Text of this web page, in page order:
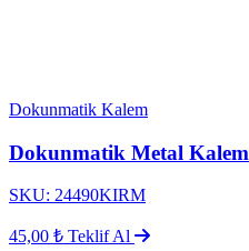
Dokunmatik Kalem
Dokunmatik Metal Kalem
SKU: 24490KIRM
45,00 ₺ Teklif Al